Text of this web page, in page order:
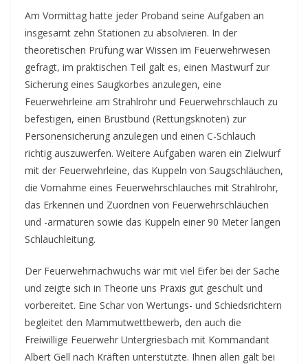
Am Vormittag hatte jeder Proband seine Aufgaben an
insgesamt zehn Stationen zu absolvieren. In der
theoretischen Prüfung war Wissen im Feuerwehrwesen
gefragt, im praktischen Teil galt es, einen Mastwurf zur
Sicherung eines Saugkorbes anzulegen, eine
Feuerwehrleine am Strahlrohr und Feuerwehrschlauch zu
befestigen, einen Brustbund (Rettungsknoten) zur
Personensicherung anzulegen und einen C-Schlauch
richtig auszuwerfen. Weitere Aufgaben waren ein Zielwurf
mit der Feuerwehrleine, das Kuppeln von Saugschläuchen,
die Vornahme eines Feuerwehrschlauches mit Strahlrohr,
das Erkennen und Zuordnen von Feuerwehrschläuchen
und -armaturen sowie das Kuppeln einer 90 Meter langen
Schlauchleitung.
Der Feuerwehrnachwuchs war mit viel Eifer bei der Sache
und zeigte sich in Theorie uns Praxis gut geschult und
vorbereitet. Eine Schar von Wertungs- und Schiedsrichtern
begleitet den Mammutwettbewerb, den auch die
Freiwillige Feuerwehr Untergriesbach mit Kommandant
Albert Gell nach Kräften unterstützte. Ihnen allen galt bei